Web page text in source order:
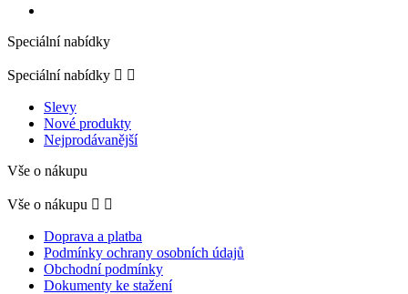
Speciální nabídky
Speciální nabídky  
Slevy
Nové produkty
Nejprodávanější
Vše o nákupu
Vše o nákupu  
Doprava a platba
Podmínky ochrany osobních údajů
Obchodní podmínky
Dokumenty ke stažení